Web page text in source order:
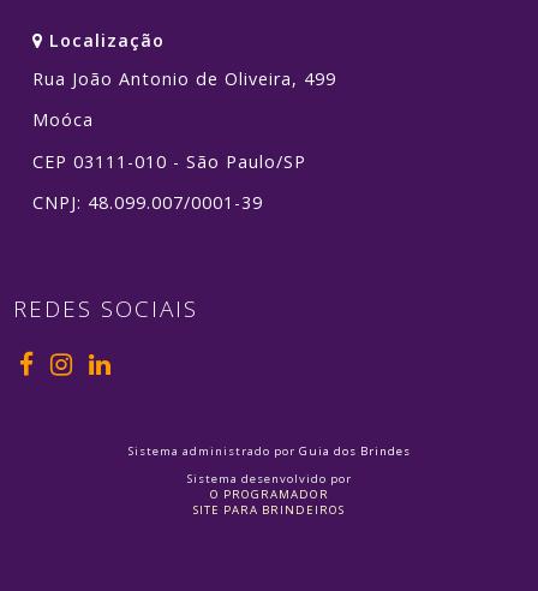
Localização
Rua João Antonio de Oliveira, 499
Moóca
CEP 03111-010 - São Paulo/SP
CNPJ: 48.099.007/0001-39
REDES SOCIAIS
Sistema administrado por Guia dos Brindes
Sistema desenvolvido por
O PROGRAMADOR
SITE PARA BRINDEIROS